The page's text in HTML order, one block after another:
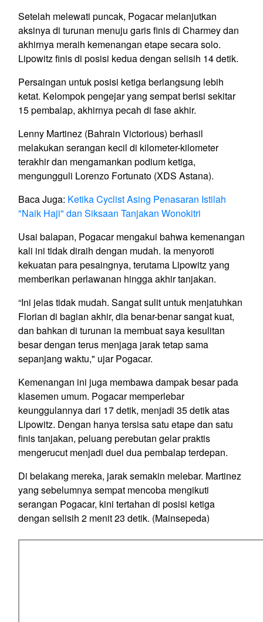
Setelah melewati puncak, Pogacar melanjutkan
aksinya di turunan menuju garis finis di Charmey dan
akhirnya meraih kemenangan etape secara solo.
Lipowitz finis di posisi kedua dengan selisih 14 detik.
Persaingan untuk posisi ketiga berlangsung lebih
ketat. Kelompok pengejar yang sempat berisi sekitar
15 pembalap, akhirnya pecah di fase akhir.
Lenny Martinez (Bahrain Victorious) berhasil
melakukan serangan kecil di kilometer-kilometer
terakhir dan mengamankan podium ketiga,
mengungguli Lorenzo Fortunato (XDS Astana).
Baca Juga: Ketika Cyclist Asing Penasaran Istilah
"Naik Haji" dan Siksaan Tanjakan Wonokitri
Usai balapan, Pogacar mengakui bahwa kemenangan
kali ini tidak diraih dengan mudah. Ia menyoroti
kekuatan para pesaingnya, terutama Lipowitz yang
memberikan perlawanan hingga akhir tanjakan.
“Ini jelas tidak mudah. Sangat sulit untuk menjatuhkan
Florian di bagian akhir, dia benar-benar sangat kuat,
dan bahkan di turunan ia membuat saya kesulitan
besar dengan terus menjaga jarak tetap sama
sepanjang waktu," ujar Pogacar.
Kemenangan ini juga membawa dampak besar pada
klasemen umum. Pogacar memperlebar
keunggulannya dari 17 detik, menjadi 35 detik atas
Lipowitz. Dengan hanya tersisa satu etape dan satu
finis tanjakan, peluang perebutan gelar praktis
mengerucut menjadi duel dua pembalap terdepan.
Di belakang mereka, jarak semakin melebar. Martinez
yang sebelumnya sempat mencoba mengikuti
serangan Pogacar, kini tertahan di posisi ketiga
dengan selisih 2 menit 23 detik. (Mainsepeda)